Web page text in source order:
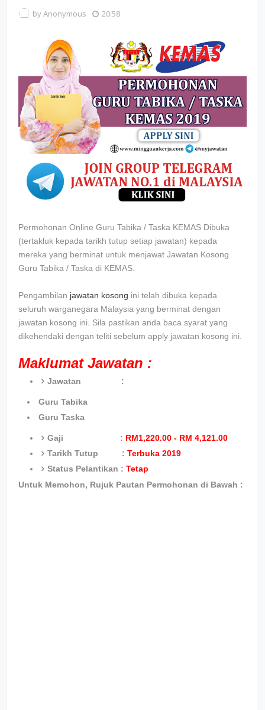
byAnonymous 20:58
Permohonan Online Guru Tabika / Taska KEMAS Dibuka
(tertakluk kepada tarikh tutup setiap jawatan) kepada
mereka yang berminat untuk menjawat Jawatan Kosong
Guru Tabika / Taska di KEMAS.
Pengambilan jawatan kosong ini telah dibuka kepada
seluruh warganegara Malaysia yang berminat dengan
jawatan kosong ini. Sila pastikan anda baca syarat yang
dikehendaki dengan teliti sebelum apply jawatan kosong ini.
Maklumat Jawatan :
Jawatan :
Guru Tabika
Guru Taska
Gaji : RM1,220.00 - RM 4,121.00
Tarikh Tutup : Terbuka 2019
Status Pelantikan : Tetap
Untuk Memohon, Rujuk Pautan Permohonan di Bawah :